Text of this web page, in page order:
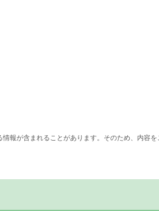
報が含まれることがあります。そのため、内容